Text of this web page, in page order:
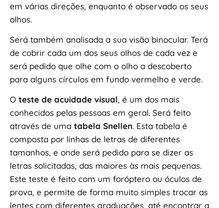
em várias direções, enquanto é observado os seus
olhos.
Será também analisada a sua visão binocular. Terá
de cobrir cada um dos seus olhos de cada vez e
será pedido que olhe com o olho a descoberto
para alguns círculos em fundo vermelho e verde.
O teste de acuidade visual, é um dos mais
conhecidos pelas pessoas em geral. Será feito
através de uma tabela Snellen. Esta tabela é
composta por linhas de letras de diferentes
tamanhos, e onde será pedido para se dizer as
letras solicitadas, das maiores às mais pequenas.
Este teste é feito com um foróptero ou óculos de
prova, e permite de forma muito simples trocar as
lentes com diferentes graduações, até encontrar a